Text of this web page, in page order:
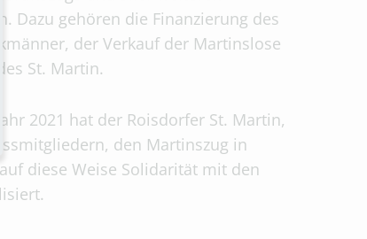
Dazu gehören die Finanzierung des
der Verkauf der Martinslose
St. Martin.
2021 hat der Roisdorfer St. Martin,
den Martinszug in
diese Weise Solidarität mit den